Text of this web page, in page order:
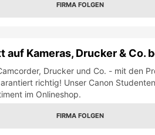
FIRMA FOLGEN
auf Kameras, Drucker & Co.
Drucker und Co. - mit den
richtig! Unser Canon
im Onlineshop.
FIRMA FOLGEN